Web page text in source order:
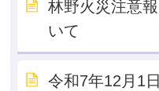
林野火災注意
いて
令和7年12月1